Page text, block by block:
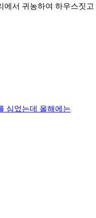
에서 귀농하여 하우스짓
심었는데 올해에는